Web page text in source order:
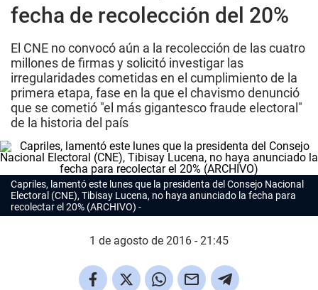
fecha de recolección del 20%
El CNE no convocó aún a la recolección de las cuatro
millones de firmas y solicitó investigar las
irregularidades cometidas en el cumplimiento de la
primera etapa, fase en la que el chavismo denunció
que se cometió "el más gigantesco fraude electoral"
de la historia del país
Capriles, lamentó este lunes que la presidenta del Consejo Nacional
Electoral (CNE), Tibisay Lucena, no haya anunciado la fecha para
recolectar el 20% (ARCHIVO)
1 de agosto de 2016 - 21:45